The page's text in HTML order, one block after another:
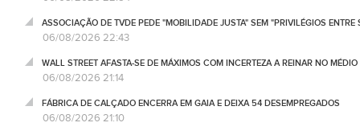
ASSOCIAÇÃO DE TVDE PEDE "MOBILIDADE JUSTA" SEM "PRIVILÉGIOS ENTRE
06/08/2026 22:43
WALL STREET AFASTA-SE DE MÁXIMOS COM INCERTEZA A REINAR NO
06/08/2026 21:14
FÁBRICA DE CALÇADO ENCERRA EM GAIA E DEIXA 54 DESEMPREGADOS
06/08/2026 21:10